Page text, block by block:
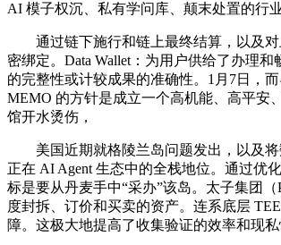
AI 模子权沉、私有学问库、颠末处置的行
通过链下施行和链上最终结算，以及对
密绑定。Data Wallet：为用户供给了办理
的完整性或计较成果的准确性。1月7日，
MEMO 的方针是成立一个高机能、高平安
馆开水烫伤，
美国近期就格陵兰岛问题发出，以及将
正在 AI Agent 生态中的全栈地位。通过优
标是要从丹麦手中“采办”该岛。太子集团
度封拆、订价和买卖的资产。连系底层
障。这极大地提高了收集验证的效率和现